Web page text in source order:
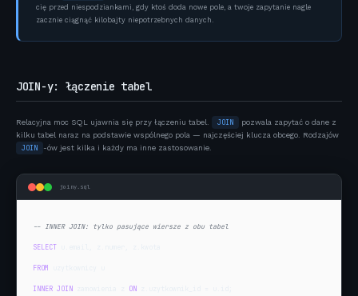
cię przed niespodziankami, gdy ktoś doda nowe pole, a twoje zapytanie nagle
zacznie ciągnąć kilobajty niepotrzebnych danych.
JOIN-y: łączenie tabel
Relacyjna moc SQL ujawnia się przy łączeniu tabel. JOIN
pozwala zapytać o dane z
kilku tabel naraz na podstawie wspólnego pola — najczęściej klucza obcego. Rodzajów
JOIN -ów jest kilka i każdy ma inne zastosowanie.
joiny.sql
-- INNER JOIN: tylko pasujące wiersze z obu tabel
SELECT
FROM
INNER JOIN ON